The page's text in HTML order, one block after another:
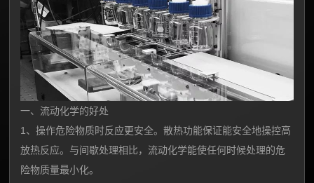
一、流动化学的好处
1、操作危险物质时反应更安全。散热功能保证能安全地操控高
放热反应。与间歇处理相比，流动化学能使任何时候处理的危
险物质量最小化。